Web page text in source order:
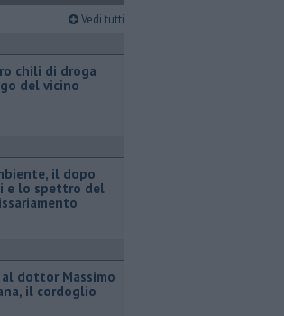
Vedi tutti
chili di droga
del vicino
il dopo
e lo spettro del
dottor Massimo
il cordoglio